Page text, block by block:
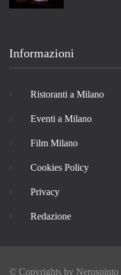
Informazioni
Ristoranti a Milano
Eventi a Milano
Film Milano
Cookies Policy
Privacy
Redazione
© Copyrights by Nerospinto